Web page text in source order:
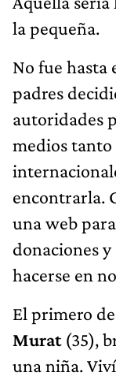
la pequeña.
No fue hasta
padres
autoridades
medios tanto
encontrarla.
una web
donaciones
hacerse en
El primero
Murat(35),
una niña.